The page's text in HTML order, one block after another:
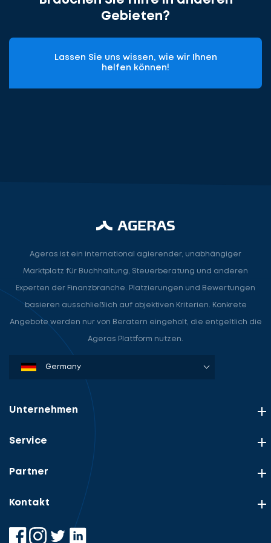
Gebieten?
Lassen Sie uns wissen, wie wir Ihnen
helfen können!
cta_box.sub_headline
Ageras ist ein international agierender, unabhängiger
Marktplatz für Buchhaltung, Steuerberatung und anderen
Experten der Finanzbranche. Platzierungen und Bewertungen
basieren ausschließlich auf objektiven Kriterien. Konkrete
Angebote werden nur von Beratern eingeholt, die entgeltlich die
Ageras Plattform nutzen.
Denmark
Sweden
Norway
Netherlands
Germany
USA
Unternehmen
Service
Partner
Kontakt